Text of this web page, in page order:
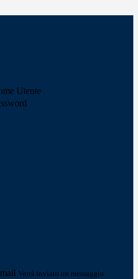
Utente
Verrà inviato un messaggio